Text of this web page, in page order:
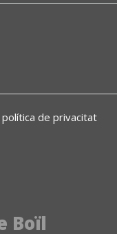
política de privacitat
Boïl